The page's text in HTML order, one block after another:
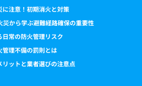
注意！初期消火と対策
災から学ぶ避難経路確保の重要性
常の防火管理リスク
理不備の罰則とは
ットと業者選びの注意点